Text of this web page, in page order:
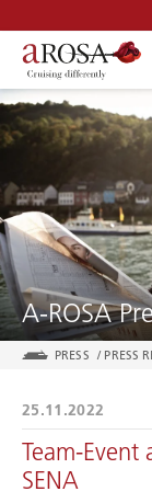
A-ROSA
PRESS / PRESS
25.11.2022
Team-Event
SENA